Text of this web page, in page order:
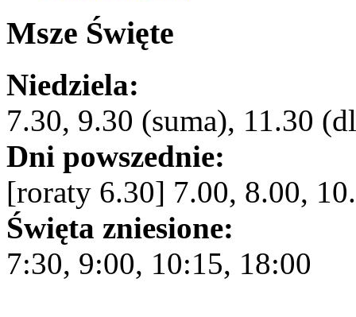
Msze Święte
Niedziela:
7.30, 9.30 (suma), 11.30
Dni powszednie:
[roraty 6.30] 7.00, 8.00,
Święta zniesione:
7:30, 9:00, 10:15, 18:00